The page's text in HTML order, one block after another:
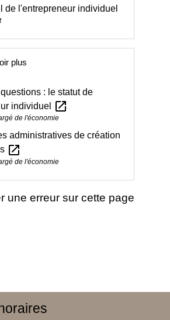
de l'entrepreneur individuel
plus
: le statut de
individuel
open_in_new
de l'économie
administratives de création
open_in_new
de l'économie
une erreur sur cette page